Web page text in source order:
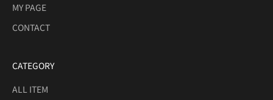
MY PAGE
CONTACT
CATEGORY
ALL ITEM